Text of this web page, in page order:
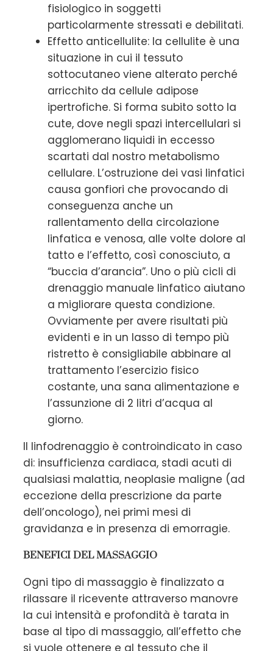
fisiologico in soggetti
particolarmente stressati e debilitati.
Effetto anticellulite: la cellulite è una
situazione in cui il tessuto
sottocutaneo viene alterato perché
arricchito da cellule adipose
ipertrofiche. Si forma subito sotto la
cute, dove negli spazi intercellulari si
agglomerano liquidi in eccesso
scartati dal nostro metabolismo
cellulare. L’ostruzione dei vasi linfatici
causa gonfiori che provocando di
conseguenza anche un
rallentamento della circolazione
linfatica e venosa, alle volte dolore al
tatto e l’effetto, così conosciuto, a
“buccia d’arancia”. Uno o più cicli di
drenaggio manuale linfatico aiutano
a migliorare questa condizione.
Ovviamente per avere risultati più
evidenti e in un lasso di tempo più
ristretto è consigliabile abbinare al
trattamento l’esercizio fisico
costante, una sana alimentazione e
l’assunzione di 2 litri d’acqua al
giorno.
Il linfodrenaggio è controindicato in caso
di: insufficienza cardiaca, stadi acuti di
qualsiasi malattia, neoplasie maligne (ad
eccezione della prescrizione da parte
dell’oncologo), nei primi mesi di
gravidanza e in presenza di emorragie.
BENEFICI DEL MASSAGGIO
Ogni tipo di massaggio è finalizzato a
rilassare il ricevente attraverso manovre
la cui intensità e profondità è tarata in
base al tipo di massaggio, all’effetto che
si vuole ottenere e al tessuto che il